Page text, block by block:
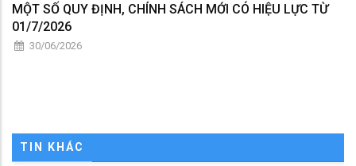
MỘT SỐ QUY ĐỊNH, CHÍNH SÁCH MỚI CÓ HIỆU LỰC TỪ
01/7/2026
30/06/2026
TIN KHÁC